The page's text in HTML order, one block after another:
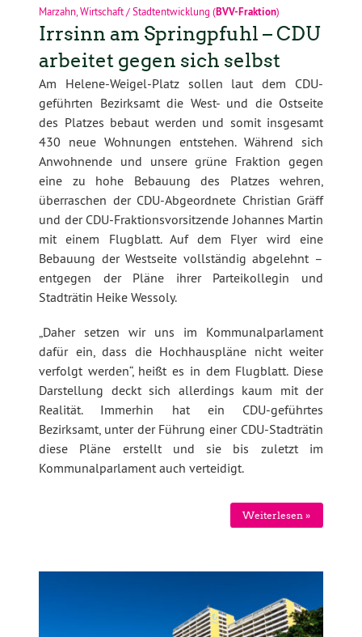
Marzahn Wirtschaft / Stadtentwicklung (BVV-Fraktion)
Irrsinn am Springpfuhl – CDU
arbeitet gegen sich selbst
Am Helene-Weigel-Platz sollen laut dem CDU-
geführten Bezirksamt die West- und die Ostseite
des Platzes bebaut werden und somit insgesamt
430 neue Wohnungen entstehen. Während sich
Anwohnende und unsere grüne Fraktion gegen
eine zu hohe Bebauung des Platzes wehren,
überraschen der CDU-Abgeordnete Christian Gräff
und der CDU-Fraktionsvorsitzende Johannes Martin
mit einem Flugblatt. Auf dem Flyer wird eine
Bebauung der Westseite vollständig abgelehnt –
entgegen der Pläne ihrer Parteikollegin und
Stadträtin Heike Wessoly.
„Daher setzen wir uns im Kommunalparlament
dafür ein, dass die Hochhauspläne nicht weiter
verfolgt werden“, heißt es in dem Flugblatt. Diese
Darstellung deckt sich allerdings kaum mit der
Realität. Immerhin hat ein CDU-geführtes
Bezirksamt, unter der Führung einer CDU-Stadträtin
diese Pläne erstellt und sie bis zuletzt im
Kommunalparlament auch verteidigt.
Weiterlesen »